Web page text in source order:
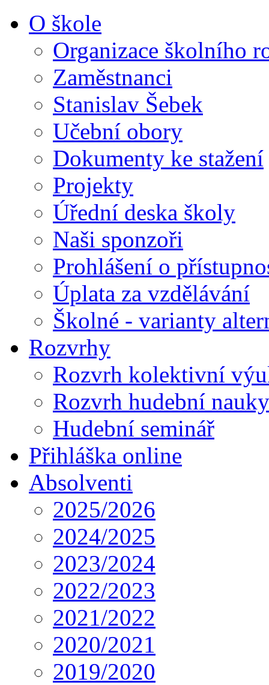
O škole
Organizace školního
Zaměstnanci
Stanislav Šebek
Učební obory
Dokumenty ke stažení
Projekty
Úřední deska školy
Naši sponzoři
Prohlášení o
Úplata za vzdělávání
Školné - varianty
Rozvrhy
Rozvrh kolektivní
Rozvrh hudební
Hudební seminář
Přihláška online
Absolventi
2025/2026
2024/2025
2023/2024
2022/2023
2021/2022
2020/2021
2019/2020